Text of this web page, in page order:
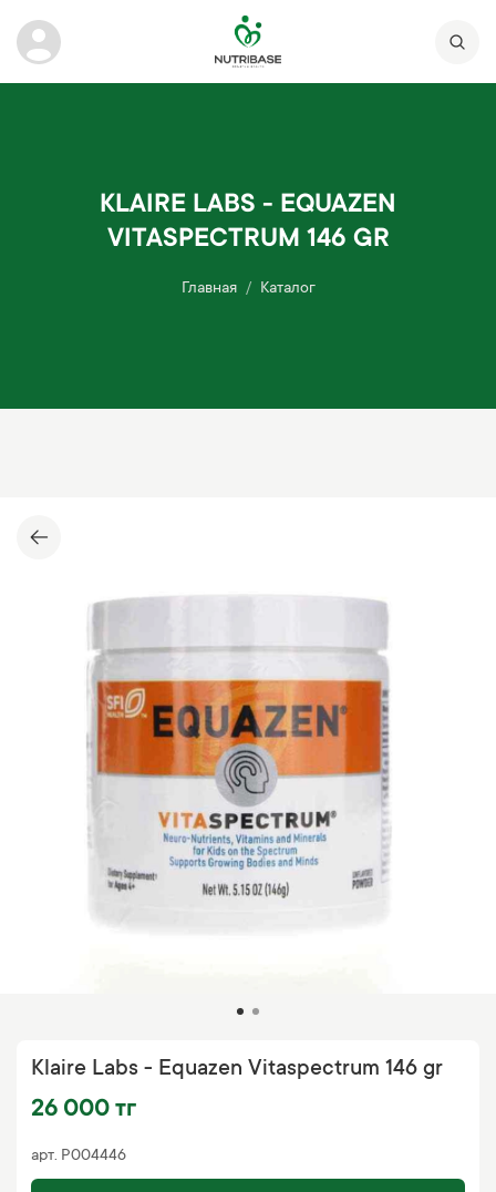
KLAIRE LABS - EQUAZEN
VITASPECTRUM 146 GR
Главная Каталог
арт. P004446
Klaire Labs - Equazen Vitaspectrum 146 gr
26 000 тг